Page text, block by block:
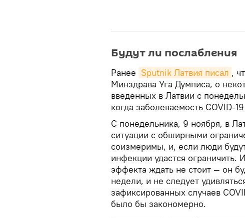
Будут ли послабления
Ранее Sputnik Латвия писал ,
Минздрава Уга Думписа, о
введенных в Латвии с
когда заболеваемость COVID-
С понедельника, 9 ноября, в
ситуации с обширными
соизмеримы, и, если люди
инфекции удастся ограничить.
эффекта ждать не стоит — он
недели, и не следует
зафиксированных случаев
было бы закономерно.